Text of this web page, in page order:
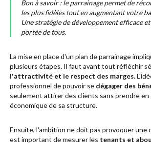
Bon à savoir : le parrainage permet de
les plus fidèles tout en augmentant votre
Une stratégie de développement efficace
portée de tous.
La mise en place d'un plan de parrainage
plusieurs étapes. Il faut avant tout réfléchir
l'attractivité et le respect des marges.
professionnel de pouvoir se dégager des
seulement attirer des clients sans prendre
économique de sa structure.
Ensuite, l'ambition ne doit pas provoquer une
est important de mesurer les tenants et